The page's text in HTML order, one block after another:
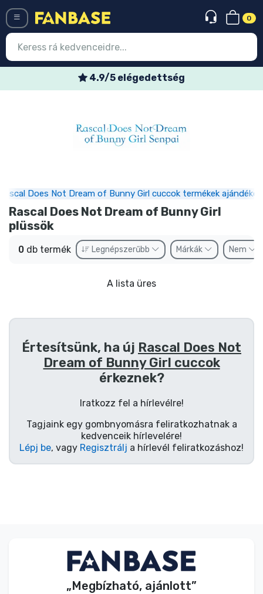
0
4.9/5 elégedettség
Does Not Dream of Bunny Girl cuccok termékek ajándékok
Rascal Does Not Dream of Bunny Girl
plüssök
0 db termék Legnépszerűbb Márkák Nem
A lista üres
Értesítsünk, ha új Rascal Does Not
Dream of Bunny Girl cuccok
érkeznek?
Iratkozz fel a hírlevélre!
Tagjaink egy gombnyomásra feliratkozhatnak a
kedvenceik hírlevelére!
Lépj be, vagy Regisztrálj a hírlevél feliratkozáshoz!
„Megbízható, ajánlott”
Legújabb cuccok
Express szállítás
Előrendelhető cuccok
Outlet cuccok
Szállítás és fizetés
Filmes cuccok
Animés cuccok
Terméktípusok